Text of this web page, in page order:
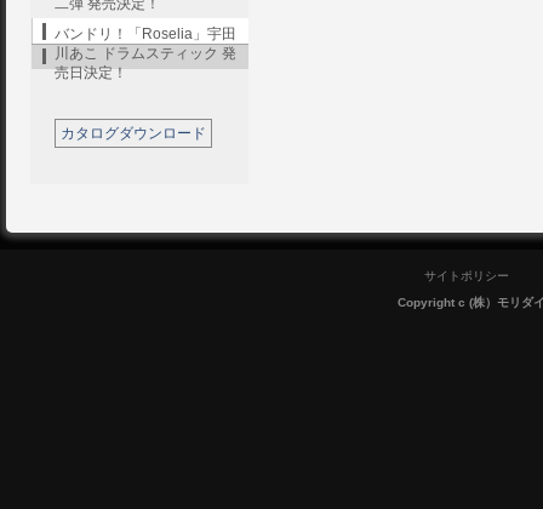
二弾 発売決定！
バンドリ！「Roselia」宇田
川あこ ドラムスティック 発
売日決定！
カタログダウンロード
サイトポリシー
Copyright c (株）モリダ